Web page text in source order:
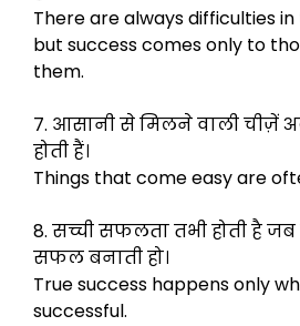
There are always difficulties
but success comes only to
them.
7. आसानी से मिलने वाली चीज़ें
होती हैं।
Things that come easy are
8. सच्ची सफलता तभी होती है जब
सफल बनाती हो।
True success happens only
successful.